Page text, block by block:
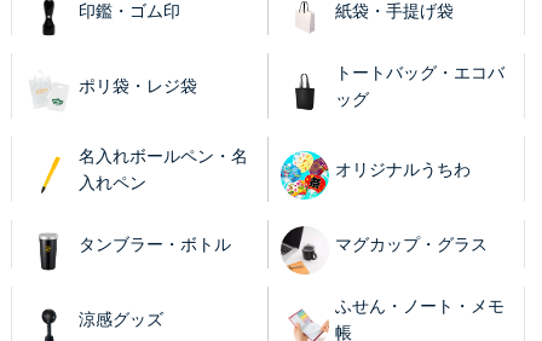
印鑑・ゴム印 紙袋・手提げ袋
ポリ袋・レジ袋
トートバッグ・エコバ
ッグ
名入れボールペン・名
入れペン
オリジナルうちわ
タンブラー・ボトル マグカップ・グラス
涼感グッズ
ふせん・ノート・メモ
帳